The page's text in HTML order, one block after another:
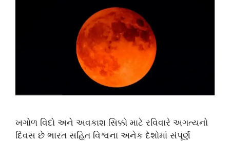
ખગોળ વિદો અને અવકાશ સિક્કો માટે રવિવારે અગત્યનો
દિવસ છે ભારત સહિત વિશ્વના અનેક દેશોમાં સંપૂર્ણ